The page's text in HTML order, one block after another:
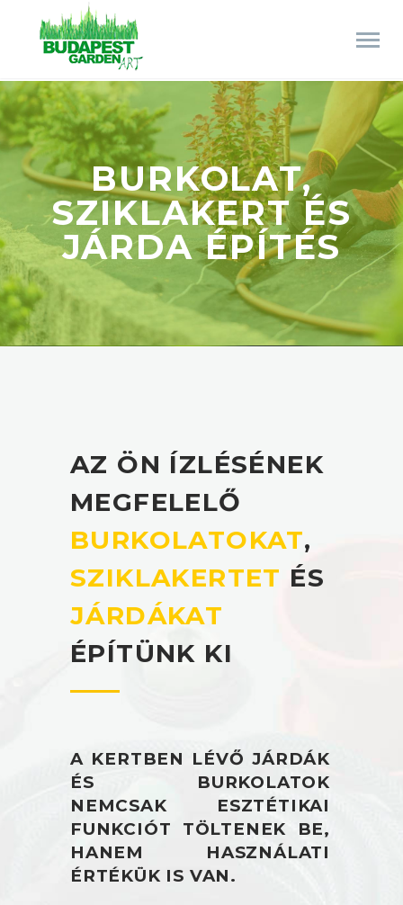
BURKOLAT,
SZIKLAKERT ÉS
JÁRDA ÉPÍTÉS
AZ ÖN ÍZLÉSÉNEK
MEGFELELŐ
BURKOLATOKAT,
SZIKLAKERTET ÉS
JÁRDÁKAT
ÉPÍTÜNK KI
A KERTBEN LÉVŐ JÁRDÁK
ÉS BURKOLATOK
NEMCSAK ESZTÉTIKAI
FUNKCIÓT TÖLTENEK BE,
HANEM HASZNÁLATI
ÉRTÉKÜK IS VAN.